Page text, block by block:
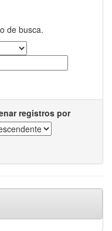
de busca.
registros por